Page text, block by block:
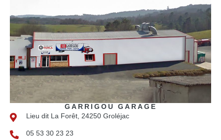
GARRIGOU GARAGE
Lieu dit La Forêt, 24250 Groléjac
05 53 30 23 23